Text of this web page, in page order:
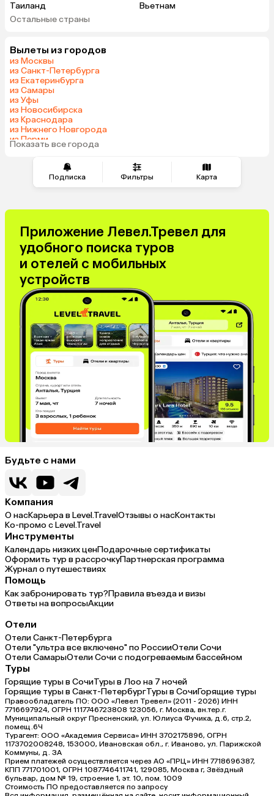
Подписка Фильтры Карта
Таиланд
Вьетнам
ОАЭ
Беларусь
Шри-Ланка
Азербайджан
Сербия
Киргизия
Саудовская Аравия
Венгрия
Остальные страны
Вылеты из городов
из Москвы
из Санкт-Петербурга
из Екатеринбурга
из Самары
из Уфы
из Новосибирска
из Краснодара
из Нижнего Новгорода
из Перми
из Сочи
Показать все города
Приложение Левел.Тревел для
удобного поиска туров
и отелей с мобильных
устройств
Будьте с нами
Компания
О насКарьера в Level.TravelОтзывы о насКонтакты
Ко-промо с Level.Travel
Инструменты
Календарь низких ценПодарочные сертификаты
Оформить тур в рассрочкуПартнерская программа
Журнал о путешествиях
Помощь
Как забронировать тур?Правила въезда и визы
Ответы на вопросыАкции
Отели
Отели Санкт-Петербурга
Отели "ультра все включено" по РоссииОтели Сочи
Отели СамарыОтели Сочи с подогреваемым бассейном
Туры
Горящие туры в СочиТуры в Лоо на 7 ночей
Горящие туры в Санкт-ПетербургТуры в СочиГорящие туры
Правообладатель ПО: ООО «Левел Тревел» (2011 - 2026) ИНН
7716697924, ОГРН 1117746723808 123056, г. Москва, вн.тер.г.
Муниципальный округ Пресненский, ул. Юлиуса Фучика, д.6, стр.2,
помещ.6Ч
Турагент: ООО «Академия Сервиса» ИНН 3702175896, ОГРН
1173702008248, 153000, Ивановская обл., г. Иваново, ул. Парижской
Коммуны, д. ЗА
Прием платежей осуществляется через АО «ПРЦ» ИНН 7718696387,
КПП 771701001, ОГРН 1087746411741, 129085, Москва г, Звёздный
бульвар, дом № 19, строение 1, эт. 10, пом. 1009
Стоимость ПО предоставляется по запросу